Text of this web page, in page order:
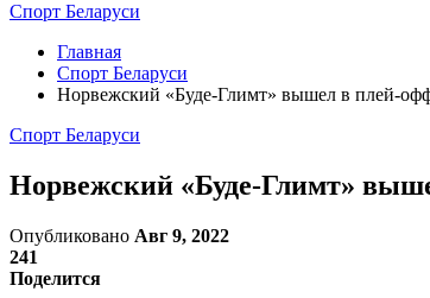
Спорт Беларуси
Главная
Спорт Беларуси
Норвежский «Буде-Глимт» вышел в плей-
Спорт Беларуси
Норвежский «Буде-Глимт»
Опубликовано Авг 9, 2022
241
Поделится